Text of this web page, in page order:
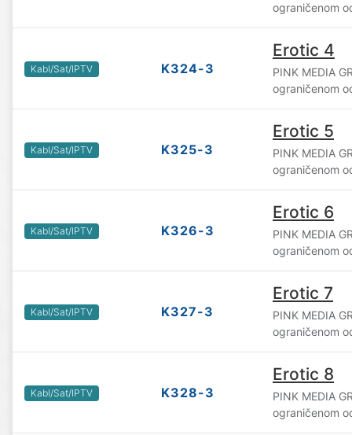
ograničenom
Kabl/Sat/IPTV K324-3
Erotic 4
PINK MEDIA
ograničenom
Kabl/Sat/IPTV K325-3
Erotic 5
PINK MEDIA
ograničenom
Kabl/Sat/IPTV K326-3
Erotic 6
PINK MEDIA
ograničenom
Kabl/Sat/IPTV K327-3
Erotic 7
PINK MEDIA
ograničenom
Kabl/Sat/IPTV K328-3
Erotic 8
PINK MEDIA
ograničenom